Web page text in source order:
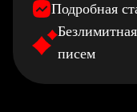
Подробная
писем